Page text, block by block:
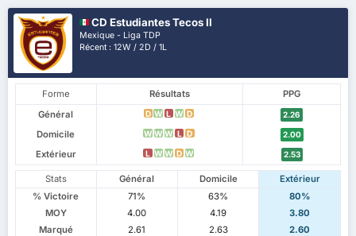
CD Estudiantes Tecos II
Mexique - Liga TDP
Récent : 12W / 2D / 1L
Forme Résultats
PPG
Général
D W L W D 2.26
Domicile W W W L D 2.00
Extérieur L W W D W 2.53
Stats Général Domicile
Extérieur
% Victoire
71% 63%
80%
MOY
4.00 4.19
3.80
Marqué
2.61 2.63
2.60